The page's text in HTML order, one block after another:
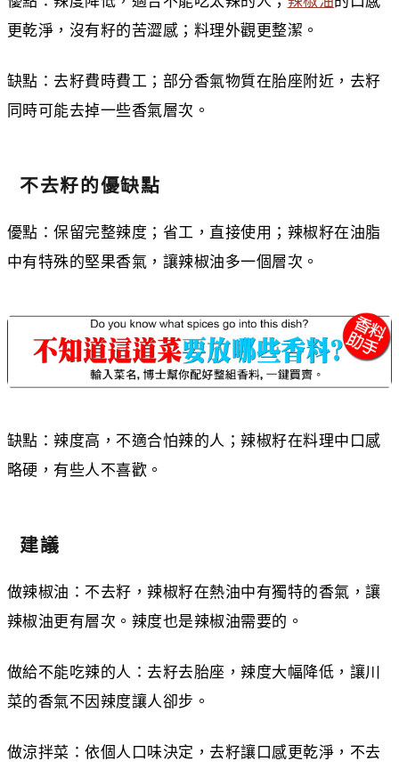
更乾淨，沒有籽的苦澀感；料理外觀更整潔。
缺點：去籽費時費工；部分香氣物質在胎座附近，去籽
同時可能去掉一些香氣層次。
不去籽的優缺點
優點：保留完整辣度；省工，直接使用；辣椒籽在油脂
中有特殊的堅果香氣，讓辣椒油多一個層次。
缺點：辣度高，不適合怕辣的人；辣椒籽在料理中口感
略硬，有些人不喜歡。
建議
做辣椒油：不去籽，辣椒籽在熱油中有獨特的香氣，讓
辣椒油更有層次。辣度也是辣椒油需要的。
做給不能吃辣的人：去籽去胎座，辣度大幅降低，讓川
菜的香氣不因辣度讓人卻步。
做涼拌菜：依個人口味決定，去籽讓口感更乾淨，不去